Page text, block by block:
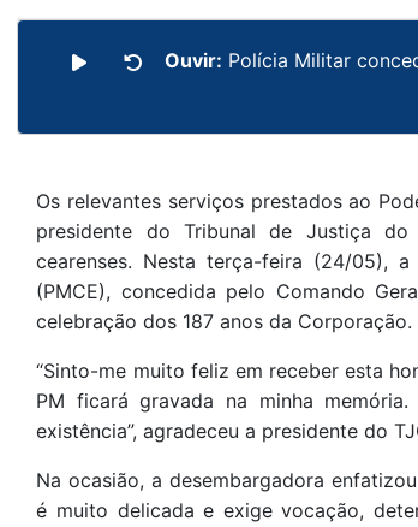
Ouvir: Polícia Militar
Os relevantes serviços prestados ao
presidente do Tribunal de Justiça do
cearenses. Nesta terça-feira (24/05),
(PMCE), concedida pelo Comando
celebração dos 187 anos da Corporação.
“Sinto-me muito feliz em receber esta
PM ficará gravada na minha
existência”, agradeceu a presidente do
Na ocasião, a desembargadora
é muito delicada e exige vocação,